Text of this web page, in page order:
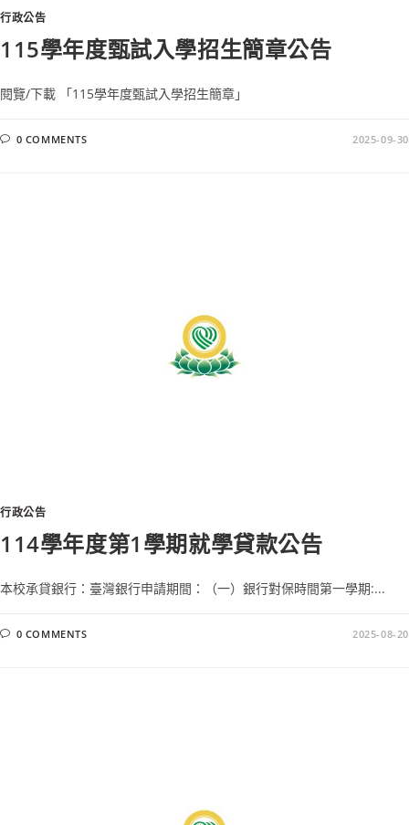
行政公告
115學年度甄試入學招生簡章公告
閱覽/下載 「115學年度甄試入學招生簡章」
0 COMMENTS 2025-09-30
行政公告
114學年度第1學期就學貸款公告
本校承貸銀行：臺灣銀行申請期間：（一）銀行對保時間第一學期:...
0 COMMENTS 2025-08-20